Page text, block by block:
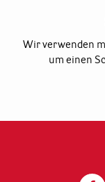
Wir verwenden
um einen